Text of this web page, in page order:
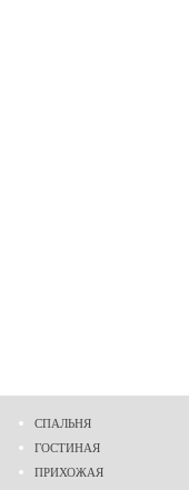
СПАЛЬНЯ
ГОСТИНАЯ
ПРИХОЖАЯ